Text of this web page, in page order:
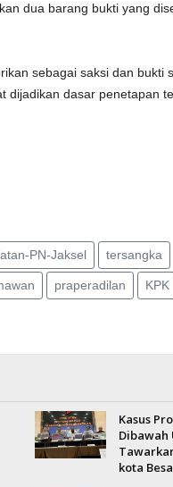
dua barang bukti yang
sebagai saksi dan bukti
dijadikan dasar penetapan
PN-Jaksel tersangka
praperadilan KPK
Kasus
Dibawah
kota